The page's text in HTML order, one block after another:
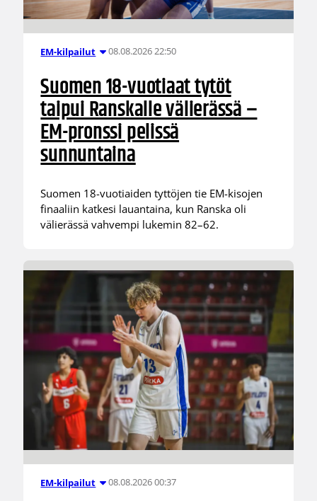
EM-kilpailut 08.08.2026 22:50
Suomen 18-vuotiaat tytöt
taipui Ranskalle välierässä –
EM-pronssi pelissä
sunnuntaina
Suomen 18-vuotiaiden tyttöjen tie EM-kisojen
finaaliin katkesi lauantaina, kun Ranska oli
välierässä vahvempi lukemin 82–62.
EM-kilpailut 08.08.2026 00:37